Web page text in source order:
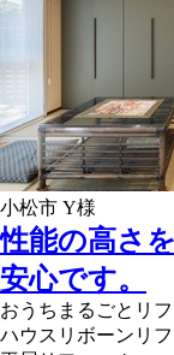
小松市 Y様
性能の高さ
安心です。
おうちまるごとリ
ハウスリボーンリ